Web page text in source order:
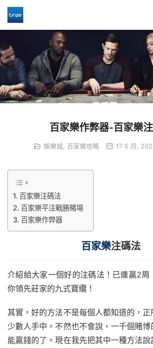
百家樂作弊器-百家樂
娛樂城 百家樂攻略 17 6 月,
百家樂注碼法
百家樂平注戰勝賭場
百家樂作弊器
百家樂注碼法
介紹給大家一個好的注碼法！已連贏2周
你領先莊家的九式寶纜！
其實，好的方法不是每個人都知道的，
少數人手中。不然也不會說，一千個賭
能贏錢的了。現在我先把其中一種方法